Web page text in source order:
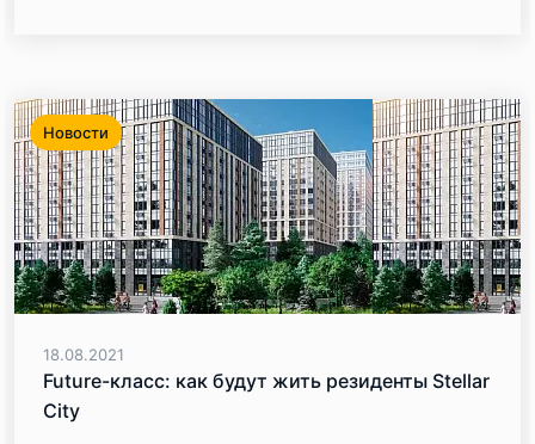
Новости
18.08.2021
Future-класс: как будут жить резиденты Stellar
City